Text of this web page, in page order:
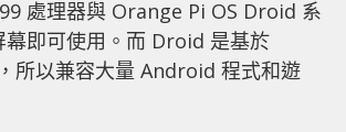
處理器與 Orange Pi OS Droid 系
幕即可使用。而 Droid 是基於
所以兼容大量 Android 程式和遊